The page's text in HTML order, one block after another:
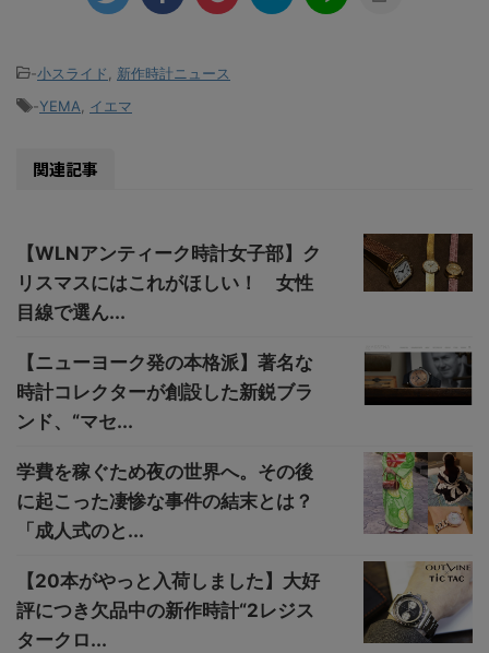
-小スライド, 新作時計ニュース
-YEMA, イエマ
関連記事
【WLNアンティーク時計女子部】ク
リスマスにはこれがほしい！ 女性
目線で選ん...
【ニューヨーク発の本格派】著名な
時計コレクターが創設した新鋭ブラ
ンド、“マセ...
学費を稼ぐため夜の世界へ。その後
に起こった凄惨な事件の結末とは？
「成人式のと...
【20本がやっと入荷しました】大好
評につき欠品中の新作時計“2レジス
タークロ...